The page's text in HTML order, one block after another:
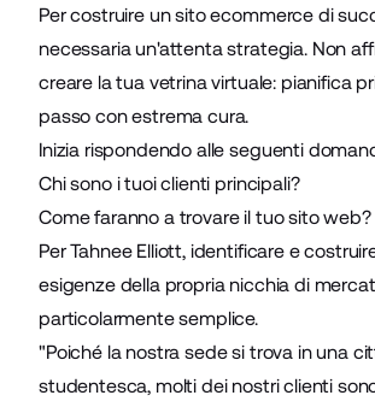
Per costruire un sito ecommerce di
necessaria un'attenta strategia. Non
creare la tua vetrina virtuale: pianifica
passo con estrema cura.
Inizia rispondendo alle seguenti
Chi sono i tuoi clienti principali?
Come faranno a trovare il tuo sito web?
Per Tahnee Elliott, identificare e
esigenze della propria nicchia di
particolarmente semplice.
"Poiché la nostra sede si trova in una
studentesca, molti dei nostri clienti